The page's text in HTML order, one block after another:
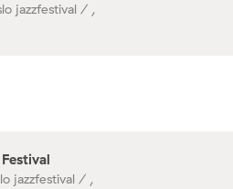
jazzfestival / ,
jazzfestival / ,